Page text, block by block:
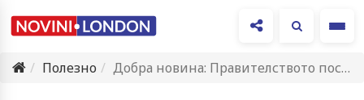
Полезно
Добра новина: Правителството поставя таван за наема на земята -…